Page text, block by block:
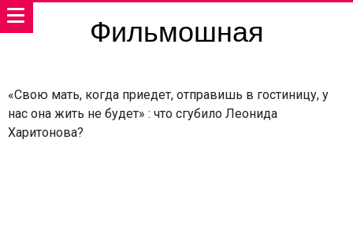
Фильмошная
«Свою мать, когда приедет, отправишь в гостиницу, у
нас она жить не будет» : что сгубило Леонида
Харитонова?